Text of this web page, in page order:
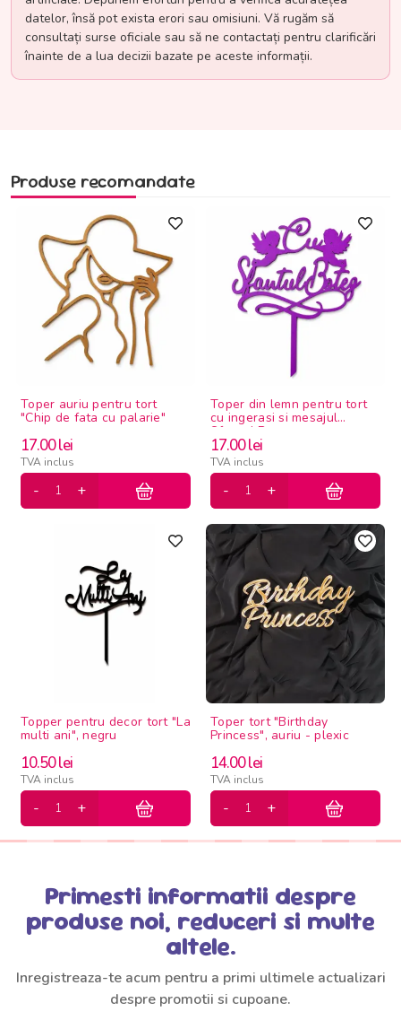
datelor, însă pot exista erori sau omisiuni. Vă rugăm să
consultați surse oficiale sau să ne contactați pentru clarificări
înainte de a lua decizii bazate pe aceste informații.
Produse recomandate
Toper auriu pentru tort
"Chip de fata cu palarie"
17.00lei
TVA inclus
Toper din lemn pentru tort
cu ingerasi si mesajul
Sfantul Botez mov
17.00lei
TVA inclus
Topper pentru decor tort "La
multi ani", negru
10.50lei
TVA inclus
Toper tort "Birthday
Princess", auriu - plexic
14.00lei
TVA inclus
Primesti informatii despre
produse noi, reduceri si multe
altele.
Inregistreaza-te acum pentru a primi ultimele actualizari
despre promotii si cupoane.